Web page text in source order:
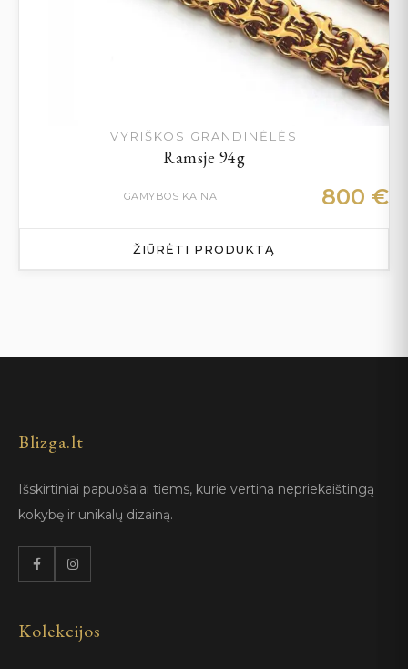
VYRIŠKOS GRANDINĖLĖS
Ramsje 94g
GAMYBOS KAINA 800 €
ŽIŪRĖTI PRODUKTĄ
Blizga.lt
Išskirtiniai papuošalai tiems, kurie vertina nepriekaištingą
kokybę ir unikalų dizainą.
Kolekcijos